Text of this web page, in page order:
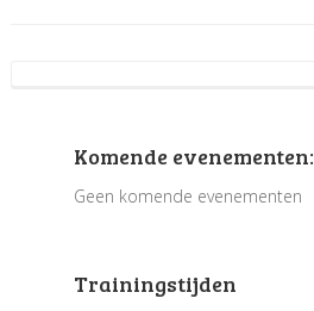
Komende evenementen:
Geen komende evenementen
Trainingstijden